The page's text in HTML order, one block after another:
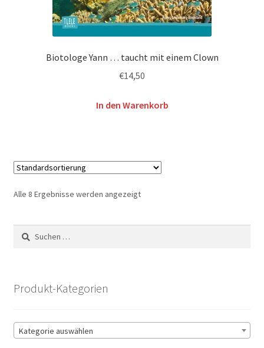
Biotologe Yann … taucht mit einem Clown
€14,50
In den Warenkorb
Alle 8 Ergebnisse werden angezeigt
Suchen
nach:
Produkt-Kategorien
Kategorie auswählen